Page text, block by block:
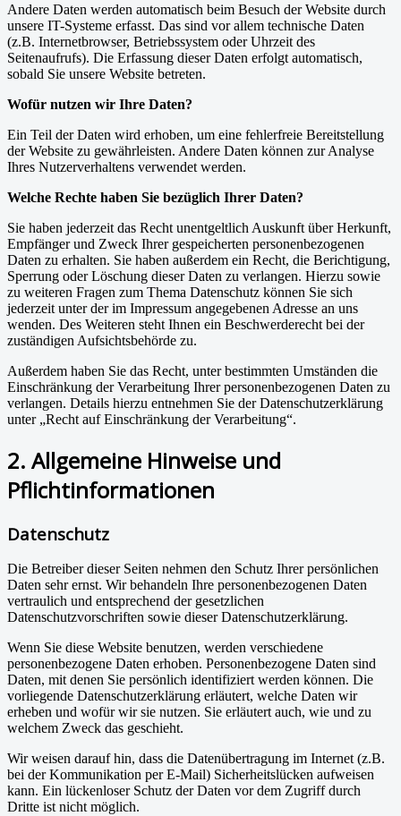
Andere Daten werden automatisch beim Besuch der Website durch
unsere IT-Systeme erfasst. Das sind vor allem technische Daten
(z.B. Internetbrowser, Betriebssystem oder Uhrzeit des
Seitenaufrufs). Die Erfassung dieser Daten erfolgt automatisch,
sobald Sie unsere Website betreten.
Wofür nutzen wir Ihre Daten?
Ein Teil der Daten wird erhoben, um eine fehlerfreie Bereitstellung
der Website zu gewährleisten. Andere Daten können zur Analyse
Ihres Nutzerverhaltens verwendet werden.
Welche Rechte haben Sie bezüglich Ihrer Daten?
Sie haben jederzeit das Recht unentgeltlich Auskunft über Herkunft,
Empfänger und Zweck Ihrer gespeicherten personenbezogenen
Daten zu erhalten. Sie haben außerdem ein Recht, die Berichtigung,
Sperrung oder Löschung dieser Daten zu verlangen. Hierzu sowie
zu weiteren Fragen zum Thema Datenschutz können Sie sich
jederzeit unter der im Impressum angegebenen Adresse an uns
wenden. Des Weiteren steht Ihnen ein Beschwerderecht bei der
zuständigen Aufsichtsbehörde zu.
Außerdem haben Sie das Recht, unter bestimmten Umständen die
Einschränkung der Verarbeitung Ihrer personenbezogenen Daten zu
verlangen. Details hierzu entnehmen Sie der Datenschutzerklärung
unter „Recht auf Einschränkung der Verarbeitung“.
2. Allgemeine Hinweise und
Pflichtinformationen
Datenschutz
Die Betreiber dieser Seiten nehmen den Schutz Ihrer persönlichen
Daten sehr ernst. Wir behandeln Ihre personenbezogenen Daten
vertraulich und entsprechend der gesetzlichen
Datenschutzvorschriften sowie dieser Datenschutzerklärung.
Wenn Sie diese Website benutzen, werden verschiedene
personenbezogene Daten erhoben. Personenbezogene Daten sind
Daten, mit denen Sie persönlich identifiziert werden können. Die
vorliegende Datenschutzerklärung erläutert, welche Daten wir
erheben und wofür wir sie nutzen. Sie erläutert auch, wie und zu
welchem Zweck das geschieht.
Wir weisen darauf hin, dass die Datenübertragung im Internet (z.B.
bei der Kommunikation per E-Mail) Sicherheitslücken aufweisen
kann. Ein lückenloser Schutz der Daten vor dem Zugriff durch
Dritte ist nicht möglich.